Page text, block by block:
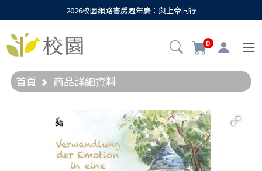
2026校園網路書房週年慶：與上帝同行
0
首頁 商品詳細資料